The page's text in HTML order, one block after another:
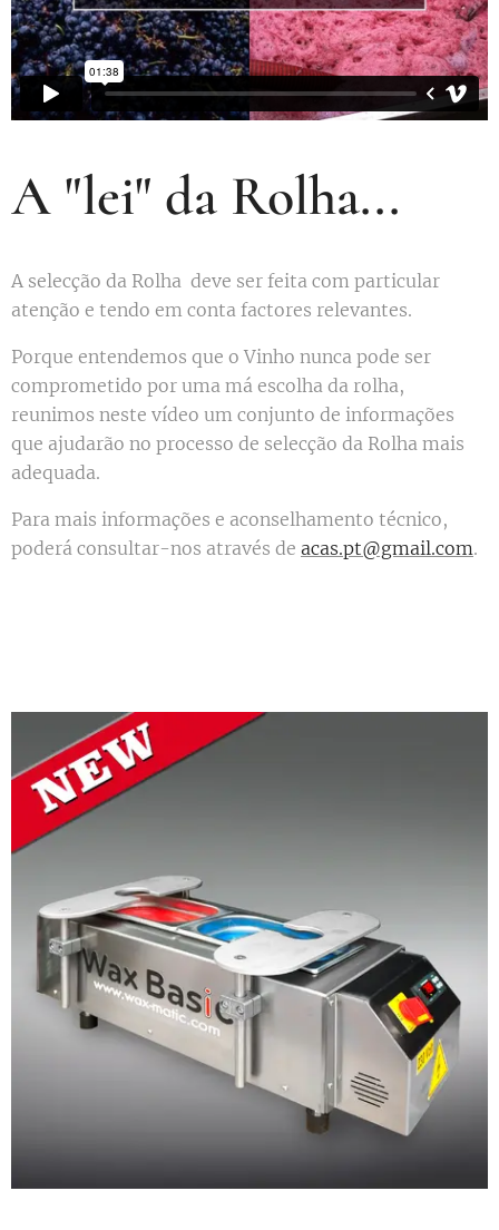
A "lei" da Rolha...
A selecção da Rolha deve ser feita com particular
atenção e tendo em conta factores relevantes.
Porque entendemos que o Vinho nunca pode ser
comprometido por uma má escolha da rolha,
reunimos neste vídeo um conjunto de informações
que ajudarão no processo de selecção da Rolha mais
adequada.
Para mais informações e aconselhamento técnico,
poderá consultar-nos através de acas.pt@gmail.com.